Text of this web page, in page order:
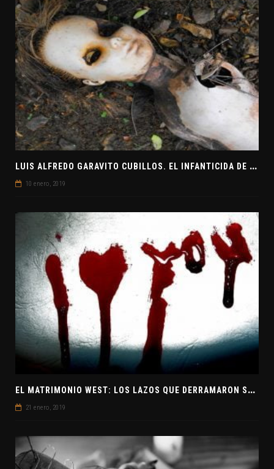
L
UIS ALFREDO GARAVITO CUBILLOS. EL INFANTICIDA DE COLOMBIA
10 enero, 2019
E
L MATRIMONIO WEST: LOS LAZOS QUE DERRAMARON SANGRE
21 enero, 2019